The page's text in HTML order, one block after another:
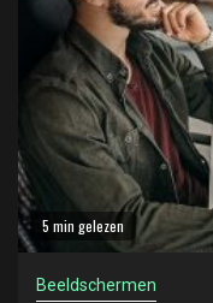
5 min gelezen
Beeldschermen